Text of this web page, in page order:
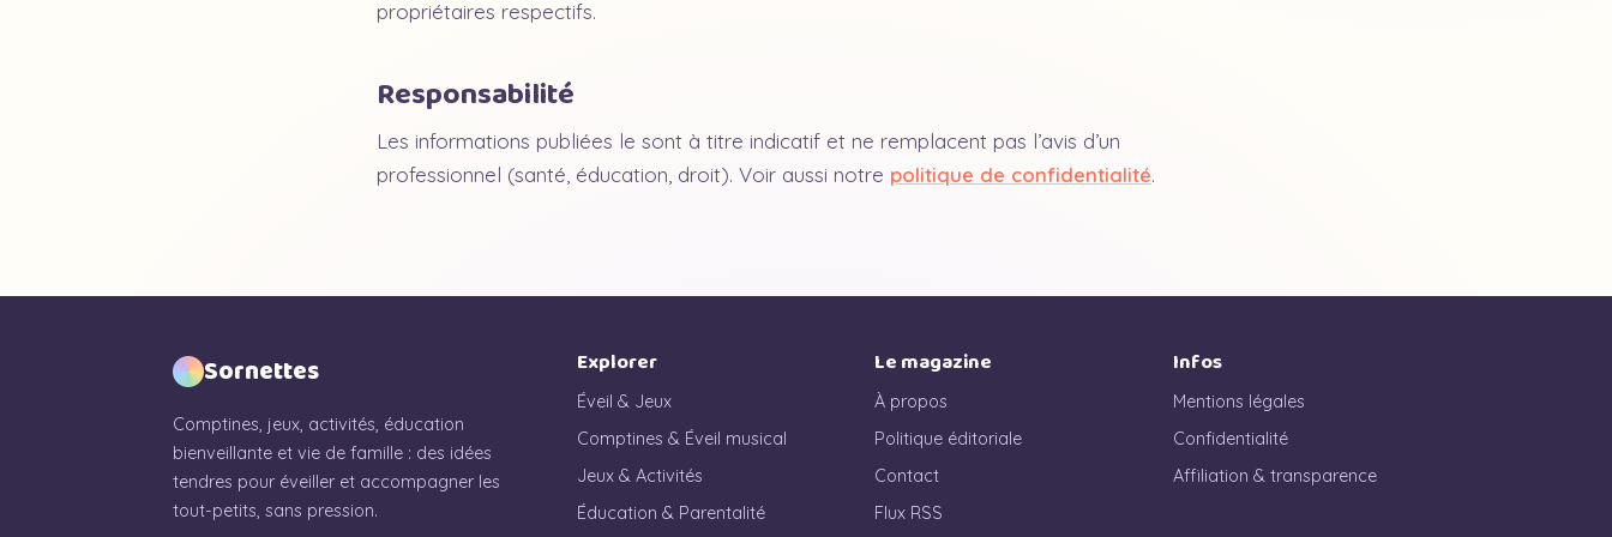
propriétaires respectifs.
Responsabilité
Les informations publiées le sont à titre indicatif et ne remplacent pas l’avis d’un
professionnel (santé, éducation, droit). Voir aussi notre politique de confidentialité.
Sornettes
Comptines, jeux, activités, éducation
bienveillante et vie de famille : des idées
tendres pour éveiller et accompagner les
tout-petits, sans pression.
Explorer
Éveil & Jeux
Comptines & Éveil musical
Jeux & Activités
Éducation & Parentalité
Le magazine
À propos
Politique éditoriale
Contact
Flux RSS
Infos
Mentions légales
Confidentialité
Affiliation & transparence